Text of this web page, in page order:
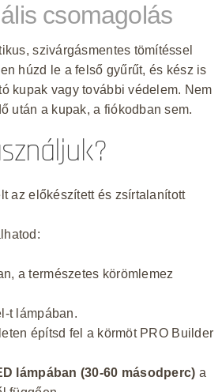
csomagolás
szivárgásmentes tömítéssel
húzd le a felső gyűrűt, és kész is
kupak vagy további védelem. Nem
után a kupak, a fiókodban sem.
az előkészített és zsírtalanított
a természetes körömlemez
t lámpában.
építsd fel a körmöt PRO Builder
lámpában (30-60 másodperc) a